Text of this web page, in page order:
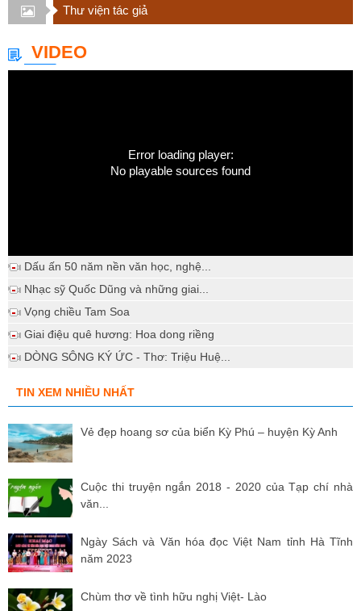
Thư viện tác giả
VIDEO
Error loading player:
No playable sources found
Dấu ấn 50 năm nền văn học, nghệ...
Nhạc sỹ Quốc Dũng và những giai...
Vọng chiều Tam Soa
Giai điệu quê hương: Hoa dong riềng
DÒNG SÔNG KÝ ỨC - Thơ: Triệu Huệ...
TIN XEM NHIỀU NHẤT
Vẻ đẹp hoang sơ của biển Kỳ Phú – huyện Kỳ Anh
Cuộc thi truyện ngắn 2018 - 2020 của Tạp chí nhà
văn...
Ngày Sách và Văn hóa đọc Việt Nam tỉnh Hà Tĩnh
năm 2023
Chùm thơ về tình hữu nghị Việt- Lào